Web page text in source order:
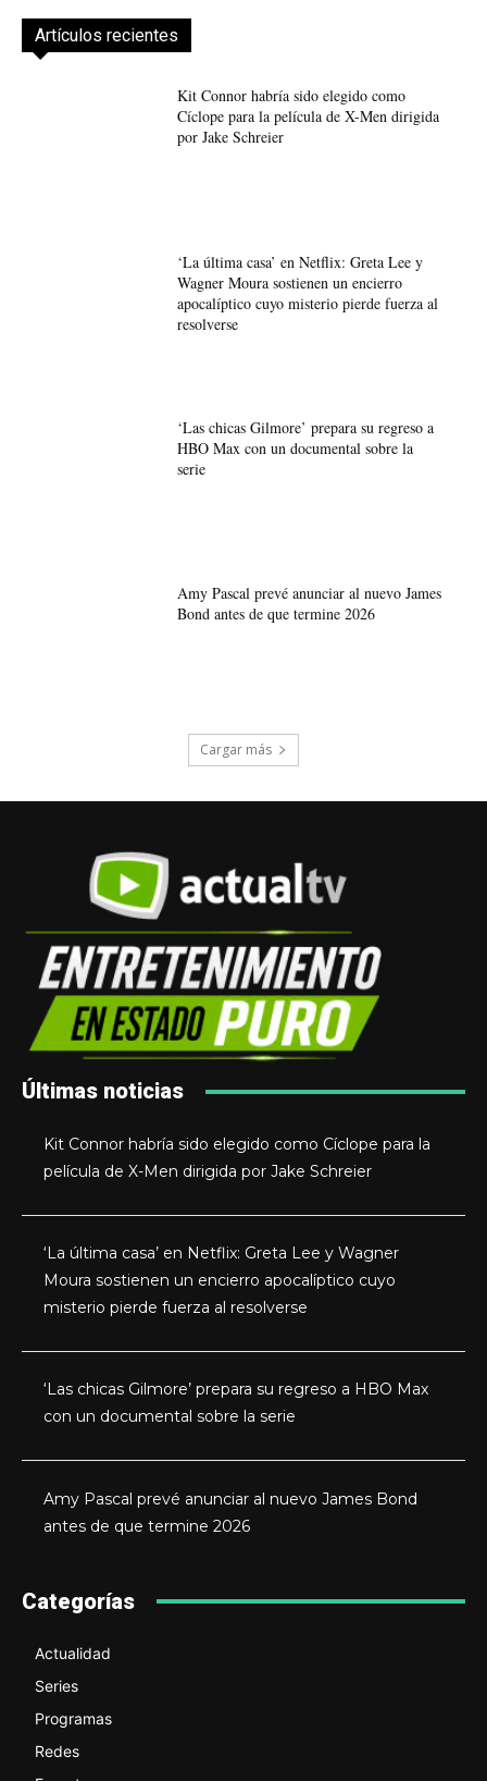
Artículos recientes
Kit Connor habría sido elegido como
Cíclope para la película de X-Men dirigida
por Jake Schreier
‘La última casa’ en Netflix: Greta Lee y
Wagner Moura sostienen un encierro
apocalíptico cuyo misterio pierde fuerza al
resolverse
‘Las chicas Gilmore’ prepara su regreso a
HBO Max con un documental sobre la
serie
Amy Pascal prevé anunciar al nuevo James
Bond antes de que termine 2026
Cargar más
Últimas noticias
Kit Connor habría sido elegido como Cíclope para la
película de X-Men dirigida por Jake Schreier
‘La última casa’ en Netflix: Greta Lee y Wagner
Moura sostienen un encierro apocalíptico cuyo
misterio pierde fuerza al resolverse
‘Las chicas Gilmore’ prepara su regreso a HBO Max
con un documental sobre la serie
Amy Pascal prevé anunciar al nuevo James Bond
antes de que termine 2026
Categorías
Actualidad
Series
Programas
Redes